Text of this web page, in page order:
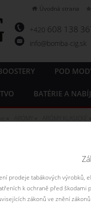
+420 608 138
info@bomba-cig.sk
POD
BATÉRIE A
Úvodná strana
prodeje tabákových výrobků,
k ochraně před škodami
zákonů ve znění